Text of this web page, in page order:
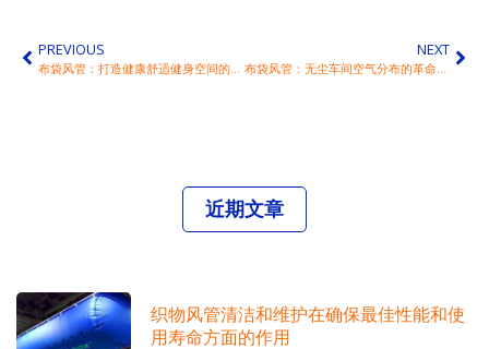
PREVIOUS NEXT
布袋风管：无尘车间空气分布的革命性解决方案
近期文章
织物风管清洁和维护在确保最佳性能和使
用寿命方面的作用